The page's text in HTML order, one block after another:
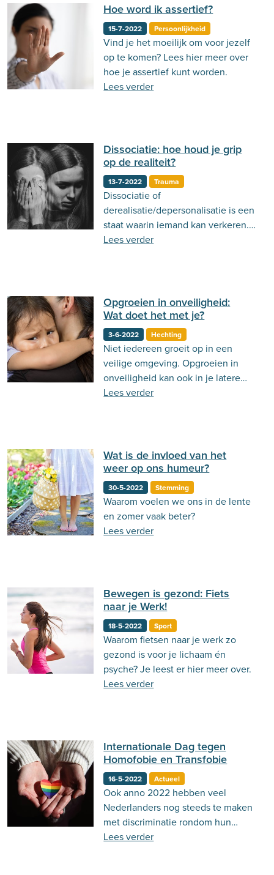
Neuropsychologie
Verslaving
Zingeving
Persoonlijkheid
Sport Hechting
Welzijn
Behandeling
Actueel
Stemming
Hoe word ik assertief?
15-7-2022 Persoonlijkheid
Vind je het moeilijk om voor jezelf
op te komen? Lees hier meer over
hoe je assertief kunt worden.
Lees verder
Dissociatie: hoe houd je grip
op de realiteit?
13-7-2022 Trauma
Dissociatie of
derealisatie/depersonalisatie is een
staat waarin iemand kan verkeren.
Lees er in deze blog meer over!
Lees verder
Opgroeien in onveiligheid:
Wat doet het met je?
3-6-2022 Hechting
Niet iedereen groeit op in een
veilige omgeving. Opgroeien in
onveiligheid kan ook in je latere
leven blijvende gevolgen hebben.
Lees verder
Wat is de invloed van het
weer op ons humeur?
30-5-2022 Stemming
Waarom voelen we ons in de lente
en zomer vaak beter?
Lees verder
Bewegen is gezond: Fiets
naar je Werk!
18-5-2022 Sport
Waarom fietsen naar je werk zo
gezond is voor je lichaam én
psyche? Je leest er hier meer over.
Lees verder
Internationale Dag tegen
Homofobie en Transfobie
16-5-2022 Actueel
Ook anno 2022 hebben veel
Nederlanders nog steeds te maken
met discriminatie rondom hun
seksuele geaardheid of gender.
Lees verder